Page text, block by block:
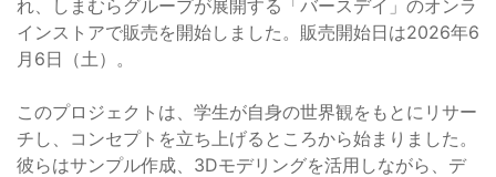
れ、しまむらグループが展開する「バースデイ」のオンラ
インストアで販売を開始しました。販売開始日は2026年6
月6日（土）。
このプロジェクトは、学生が自身の世界観をもとにリサー
チし、コンセプトを立ち上げるところから始まりました。
彼らはサンプル作成、3Dモデリングを活用しながら、デ